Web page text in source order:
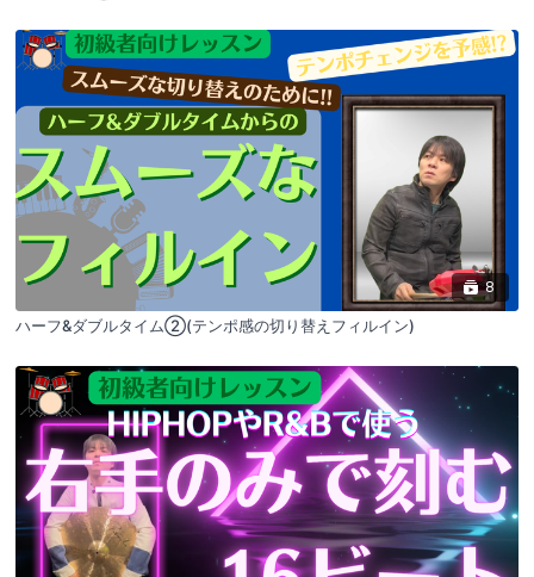
8
ハーフ&ダブルタイム②(テンポ感の切り替えフィルイン)